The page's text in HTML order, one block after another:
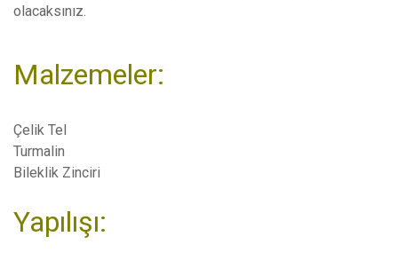
olacaksınız.
Malzemeler:
Çelik Tel
Turmalin
Bileklik Zinciri
Yapılışı: